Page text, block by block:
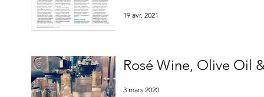
19 avr. 2021
Rosé Wine, Olive Oil
3 mars 2020